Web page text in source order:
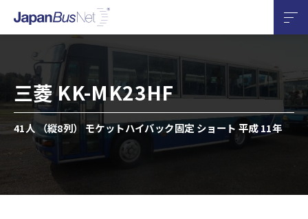
三菱 KK-MK23HF
41人 （縦8列） モケットハイバック固定 ショート 平成 11年